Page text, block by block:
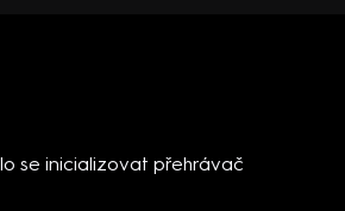
se inicializovat přehrávač